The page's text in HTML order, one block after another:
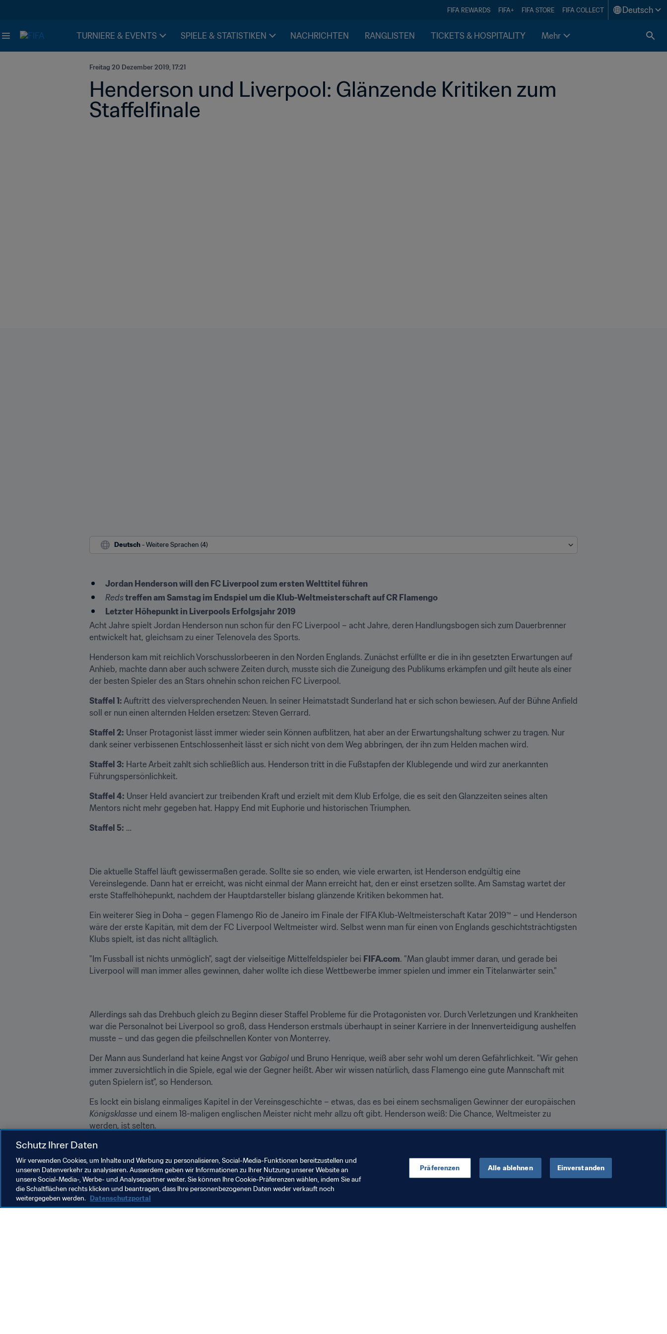
FIFA REWARDS FIFA+ FIFA STORE FIFA COLLECT Deutsch
TURNIERE & EVENTS SPIELE & STATISTIKEN NACHRICHTEN RANGLISTEN TICKETS & HOSPITALITY Mehr
Freitag 20 Dezember 2019, 17:21
Henderson und Liverpool: Glänzende Kritiken zum
Staffelfinale
Deutsch - Weitere Sprachen (4)
Jordan Henderson will den FC Liverpool zum ersten Welttitel führen
Reds treffen am Samstag im Endspiel um die Klub-Weltmeisterschaft auf CR Flamengo
Letzter Höhepunkt in Liverpools Erfolgsjahr 2019
Acht Jahre spielt Jordan Henderson nun schon für den FC Liverpool – acht Jahre, deren Handlungsbogen sich zum Dauerbrenner
entwickelt hat, gleichsam zu einer Telenovela des Sports.
Henderson kam mit reichlich Vorschusslorbeeren in den Norden Englands. Zunächst erfüllte er die in ihn gesetzten Erwartungen auf
Anhieb, machte dann aber auch schwere Zeiten durch, musste sich die Zuneigung des Publikums erkämpfen und gilt heute als einer
der besten Spieler des an Stars ohnehin schon reichen FC Liverpool.
Staffel 1: Auftritt des vielversprechenden Neuen. In seiner Heimatstadt Sunderland hat er sich schon bewiesen. Auf der Bühne Anfield
soll er nun einen alternden Helden ersetzen: Steven Gerrard.
Staffel 2: Unser Protagonist lässt immer wieder sein Können aufblitzen, hat aber an der Erwartungshaltung schwer zu tragen. Nur
dank seiner verbissenen Entschlossenheit lässt er sich nicht von dem Weg abbringen, der ihn zum Helden machen wird.
Staffel 3: Harte Arbeit zahlt sich schließlich aus. Henderson tritt in die Fußstapfen der Klublegende und wird zur anerkannten
Führungspersönlichkeit.
Staffel 4: Unser Held avanciert zur treibenden Kraft und erzielt mit dem Klub Erfolge, die es seit den Glanzzeiten seines alten
Mentors nicht mehr gegeben hat. Happy End mit Euphorie und historischen Triumphen.
Staffel 5: …
Die aktuelle Staffel läuft gewissermaßen gerade. Sollte sie so enden, wie viele erwarten, ist Henderson endgültig eine
Vereinslegende. Dann hat er erreicht, was nicht einmal der Mann erreicht hat, den er einst ersetzen sollte. Am Samstag wartet der
erste Staffelhöhepunkt, nachdem der Hauptdarsteller bislang glänzende Kritiken bekommen hat.
Ein weiterer Sieg in Doha – gegen Flamengo Rio de Janeiro im Finale der FIFA Klub-Weltmeisterschaft Katar 2019™ – und Henderson
wäre der erste Kapitän, mit dem der FC Liverpool Weltmeister wird. Selbst wenn man für einen von Englands geschichtsträchtigsten
Klubs spielt, ist das nicht alltäglich.
"Im Fussball ist nichts unmöglich", sagt der vielseitige Mittelfeldspieler bei FIFA.com. "Man glaubt immer daran, und gerade bei
Liverpool will man immer alles gewinnen, daher wollte ich diese Wettbewerbe immer spielen und immer ein Titelanwärter sein."
Allerdings sah das Drehbuch gleich zu Beginn dieser Staffel Probleme für die Protagonisten vor. Durch Verletzungen und Krankheiten
war die Personalnot bei Liverpool so groß, dass Henderson erstmals überhaupt in seiner Karriere in der Innenverteidigung aushelfen
musste – und das gegen die pfeilschnellen Konter von Monterrey.
Der Mann aus Sunderland hat keine Angst vor Gabigol und Bruno Henrique, weiß aber sehr wohl um deren Gefährlichkeit. "Wir gehen
immer zuversichtlich in die Spiele, egal wie der Gegner heißt. Aber wir wissen natürlich, dass Flamengo eine gute Mannschaft mit
guten Spielern ist", so Henderson.
Königsklasse und einem 18-maligen englischen Meister nicht mehr allzu oft gibt. Henderson weiß: Die Chance, Weltmeister zu
werden, ist selten.
Im bald anbrechenden neuen Jahrzehnt könnte dem FC Liverpool die lang ersehnte englische Meisterschaft winken. Vorher aber
könnten Henderson und Co. das alte Jahrzehnt mit der Klub-Weltmeisterschaft krönen.
Schutz Ihrer Daten
Wir verwenden Cookies, um Inhalte und Werbung zu personalisieren, Social-Media-Funktionen bereitzustellen und
unseren Datenverkehr zu analysieren. Ausserdem geben wir Informationen zu Ihrer Nutzung unserer Website an
unsere Social-Media-, Werbe- und Analysepartner weiter. Sie können Ihre Cookie-Präferenzen wählen, indem Sie auf
die Schaltflächen rechts klicken und beantragen, dass Ihre personenbezogenen Daten weder verkauft noch
weitergegeben werden. Datenschutzportal
Präferenzen Alle ablehnen Einverstanden